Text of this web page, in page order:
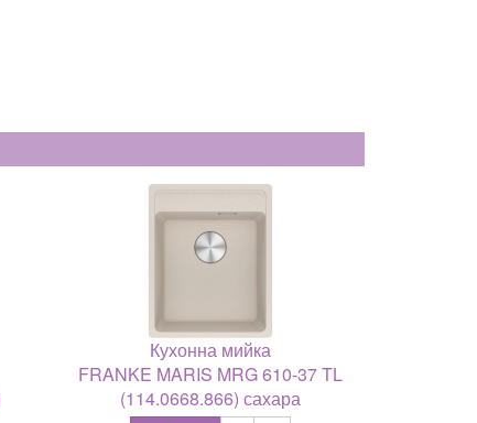
Кухонна мийка
FRANKE MARIS MRG 610-37 TL
(114.0668.866) сахара